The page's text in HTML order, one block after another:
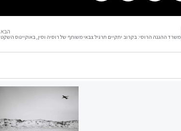
הבא
משרד ההגנה הרוסי: בקרוב יתקיים תרגיל צבאי משותף של רוסיה וסין, באוקיינוס השקט